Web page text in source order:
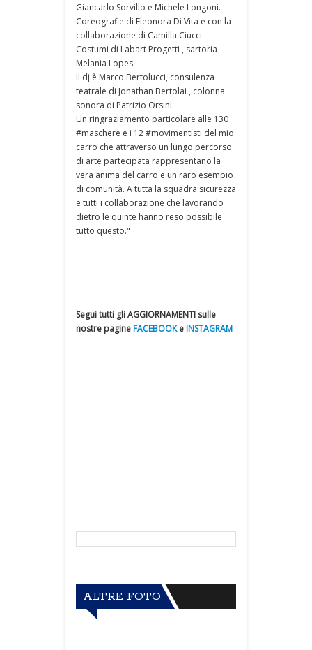
Giancarlo Sorvillo e Michele Longoni.
Coreografie di Eleonora Di Vita e con la
collaborazione di Camilla Ciucci
Costumi di Labart Progetti , sartoria
Melania Lopes .
Il dj è Marco Bertolucci, consulenza
teatrale di Jonathan Bertolai , colonna
sonora di Patrizio Orsini.
Un ringraziamento particolare alle 130
#maschere e i 12 #movimentisti del mio
carro che attraverso un lungo percorso
di arte partecipata rappresentano la
vera anima del carro e un raro esempio
di comunità. A tutta la squadra sicurezza
e tutti i collaborazione che lavorando
dietro le quinte hanno reso possibile
tutto questo."
Segui tutti gli AGGIORNAMENTI sulle
nostre pagineFACEBOOKeINSTAGRAM
ALTRE FOTO